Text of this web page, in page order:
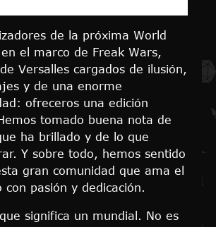
de la próxima World
el marco de Freak Wars,
Versalles cargados de ilusión,
y de una enorme
ofreceros una edición
tomado buena nota de
ha brillado y de lo que
Y sobre todo, hemos sentido
gran comunidad que ama el
con pasión y dedicación.
significa un mundial. No es